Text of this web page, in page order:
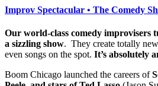
Improv Spectacular • The Comedy
Our world-class comedy improvisers
a sizzling show. They create totally
even songs on the spot. It’s absolutely
Boom Chicago launched the careers of